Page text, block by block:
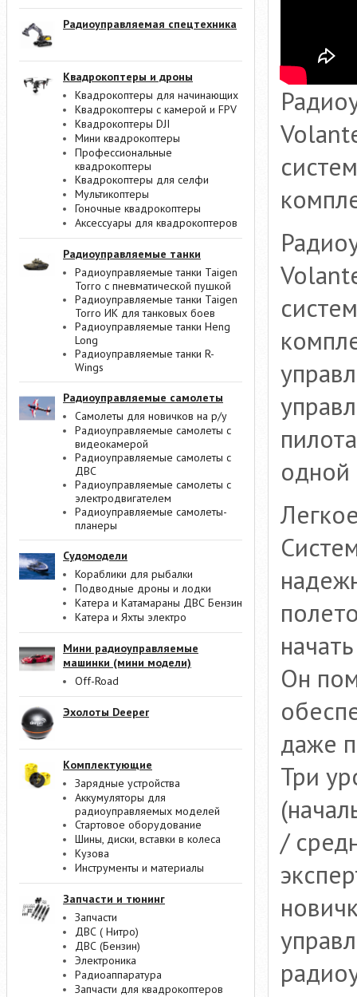
Радиоуправляемая спецтехника
Квадрокоптеры и дроны
Квадрокоптеры для начинающих
Квадрокоптеры с камерой и FPV
Квадрокоптеры DJI
Мини квадрокоптеры
Профессиональные
квадрокоптеры
Квадрокоптеры для селфи
Мультикоптеры
Гоночные квадрокоптеры
Аксессуары для квадрокоптеров
Радиоуправляемые танки
Радиоуправляемые танки Taigen
Torro с пневматической пушкой
Радиоуправляемые танки Taigen
Torro ИК для танковых боев
Радиоуправляемые танки Heng
Long
Радиоуправляемые танки R-
Wings
Радиоуправляемые самолеты
Самолеты для новичков на р/у
Радиоуправляемые самолеты с
видеокамерой
Радиоуправляемые самолеты с
ДВС
Радиоуправляемые самолеты с
электродвигателем
Радиоуправляемые самолеты-
планеры
Судомодели
Кораблики для рыбалки
Подводные дроны и лодки
Катера и Катамараны ДВС Бензин
Катера и Яхты электро
Мини радиоуправляемые
машинки (мини модели)
Off-Road
Эхолоты Deeper
Комплектующие
Зарядные устройства
Аккумуляторы для
радиоуправляемых моделей
Стартовое оборудование
Шины, диски, вставки в колеса
Кузова
Инструменты и материалы
Запчасти и тюнинг
Запчасти
ДВС ( Нитро)
ДВС (Бензин)
Электроника
Радиоаппаратура
Запчасти для квадрокоптеров
одной
Он
даже
Три
/